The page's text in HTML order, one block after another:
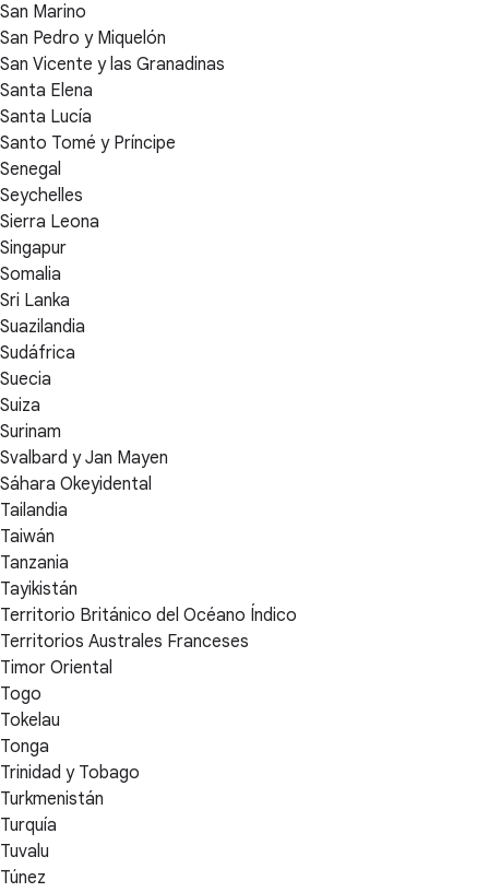
San Marino
San Pedro y Miquelón
San Vicente y las Granadinas
Santa Elena
Santa Lucía
Santo Tomé y Príncipe
Senegal
Seychelles
Sierra Leona
Singapur
Somalia
Sri Lanka
Suazilandia
Sudáfrica
Suecia
Suiza
Surinam
Svalbard y Jan Mayen
Sáhara Okeyidental
Tailandia
Taiwán
Tanzania
Tayikistán
Territorio Británico del Océano Índico
Territorios Australes Franceses
Timor Oriental
Togo
Tokelau
Tonga
Trinidad y Tobago
Turkmenistán
Turquía
Tuvalu
Túnez